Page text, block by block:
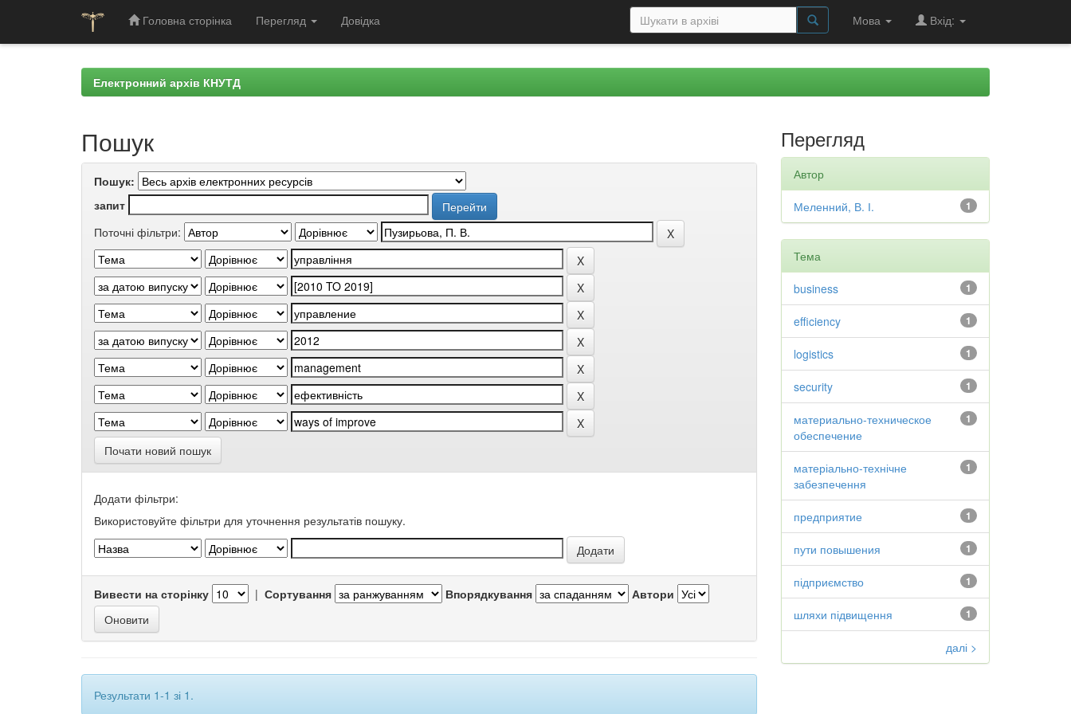
Головна сторінка Перегляд Довідка Мова Вхід:
Електронний архів КНУТД
Пошук
Пошук:
запит
Поточні фільтри:
Почати новий пошук
Додати фільтри:
Використовуйте фільтри для уточнення результатів пошуку.
Вивести на сторінку | Сортування Впорядкування Автори
Результати 1-1 зі 1.
Перегляд
Автор
1
Меленний, В. І.
Тема
1
business
1
efficiency
1
logistics
1
security
1
материально-техническое
обеспечение
1
матеріально-технічне
забезпечення
1
предприятие
1
пути повышения
1
підприємство
1
шляхи підвищення
далі >